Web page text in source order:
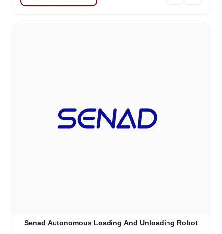
Senad Autonomous Loading And Unloading Robot